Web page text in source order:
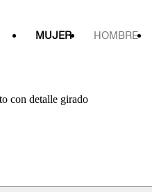
MUJER HOMBRE
con detalle girado